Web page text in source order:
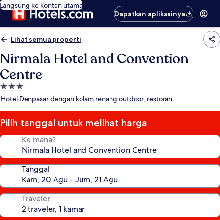
Langsung ke konten utama
Dapatkan aplikasinya
Lihat semua properti
Nirmala Hotel and Convention
Centre
Properti
bintang
Hotel Denpasar dengan kolam renang outdoor, restoran
Pilih tanggal untuk melihat harga
Ke mana?
Tanggal
Traveler